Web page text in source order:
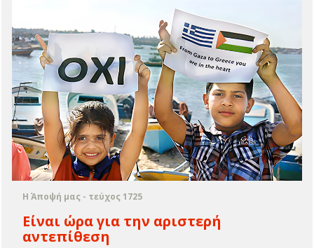
Η Άποψή μας - τεύχος 1725
Είναι ώρα για την αριστερή
αντεπίθεση